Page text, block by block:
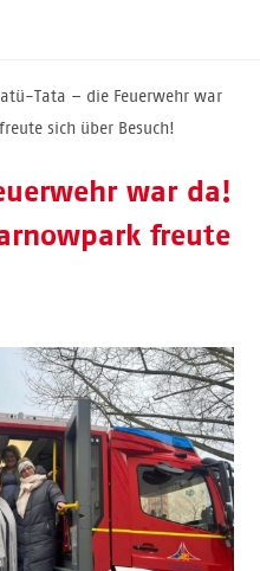
Tata – die Feuerwehr war
sich über Besuch!
war da!
freute